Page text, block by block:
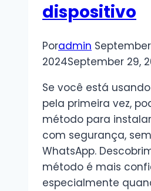
Passo
dispositivo
Poradmin
2024September 29,
Se você está
pela primeira vez,
método para
com segurança,
WhatsApp.
método é mais
especialmente